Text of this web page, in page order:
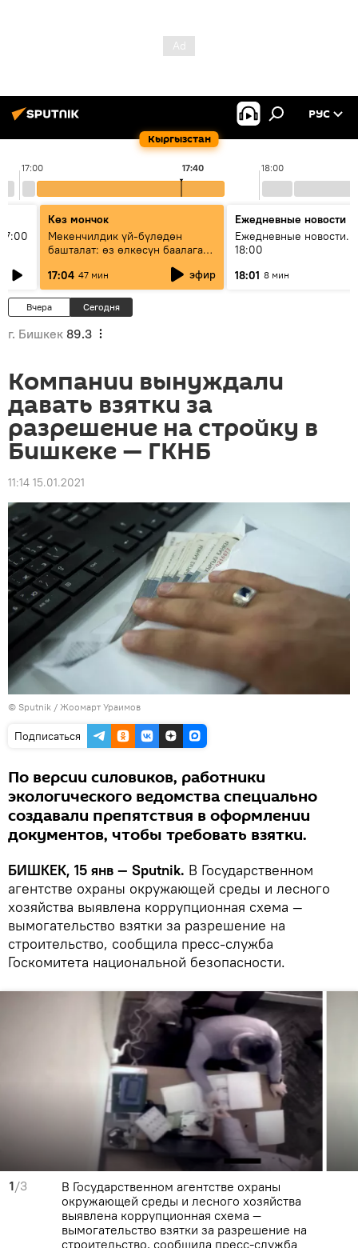
Кыргызстан
РУС
17:00 18:00
17:40
Көз мончок
Мекенчилдик үй-бүлөдөн
башталат: өз өлкөсүн баалаган
муунду кантип тарбиялоо
керек?
17:04 47 мин эфир
Ежедневные новости
Ежедневные новости.
18:00
18:01 8 мин
Вчера Сегодня
г. Бишкек 89.3
Компании вынуждали
давать взятки за
разрешение на стройку в
Бишкеке — ГКНБ
11:14 15.01.2021
© Sputnik / Жоомарт Ураимов
Подписаться
По версии силовиков, работники
экологического ведомства специально
создавали препятствия в оформлении
документов, чтобы требовать взятки.
БИШКЕК, 15 янв — Sputnik. В Государственном
агентстве охраны окружающей среды и лесного
хозяйства выявлена коррупционная схема —
вымогательство взятки за разрешение на
строительство, сообщила пресс-служба
Госкомитета национальной безопасности.
1/3
В Государственном агентстве охраны
окружающей среды и лесного хозяйства
выявлена коррупционная схема —
вымогательство взятки за разрешение на
строительство, сообщила пресс-служба